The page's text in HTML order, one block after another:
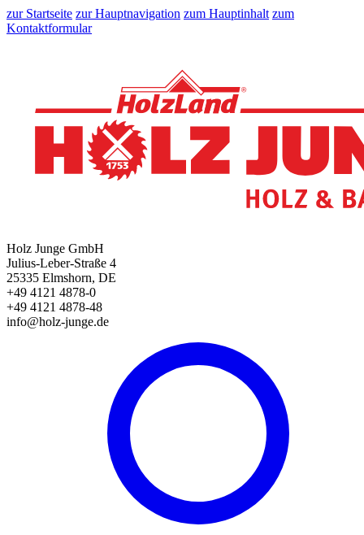
zur Startseite zur Hauptnavigation zum Hauptinhalt zum
Kontaktformular
Holz Junge GmbH
Julius-Leber-Straße 4
25335 Elmshorn, DE
+49 4121 4878-0
+49 4121 4878-48
info@holz-junge.de